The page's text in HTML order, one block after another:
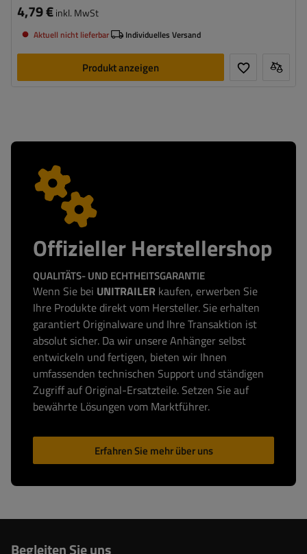
4,79 €inkl. MwSt
Aktuell nicht lieferbar Individuelles Versand
Produkt anzeigen
Offizieller Herstellershop
QUALITÄTS- UND ECHTHEITSGARANTIE
Wenn Sie bei UNITRAILER kaufen, erwerben Sie
Ihre Produkte direkt vom Hersteller. Sie erhalten
garantiert Originalware und Ihre Transaktion ist
absolut sicher. Da wir unsere Anhänger selbst
entwickeln und fertigen, bieten wir Ihnen
umfassenden technischen Support und ständigen
Zugriff auf Original-Ersatzteile. Setzen Sie auf
bewährte Lösungen vom Marktführer.
Erfahren Sie mehr über uns
Begleiten Sie uns